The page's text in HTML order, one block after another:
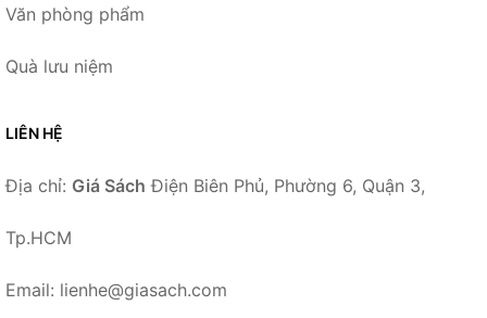
Văn phòng phẩm
Quà lưu niệm
LIÊN HỆ
Địa chỉ: Giá Sách Điện Biên Phủ, Phường 6, Quận 3,
Tp.HCM
Email: lienhe@giasach.com